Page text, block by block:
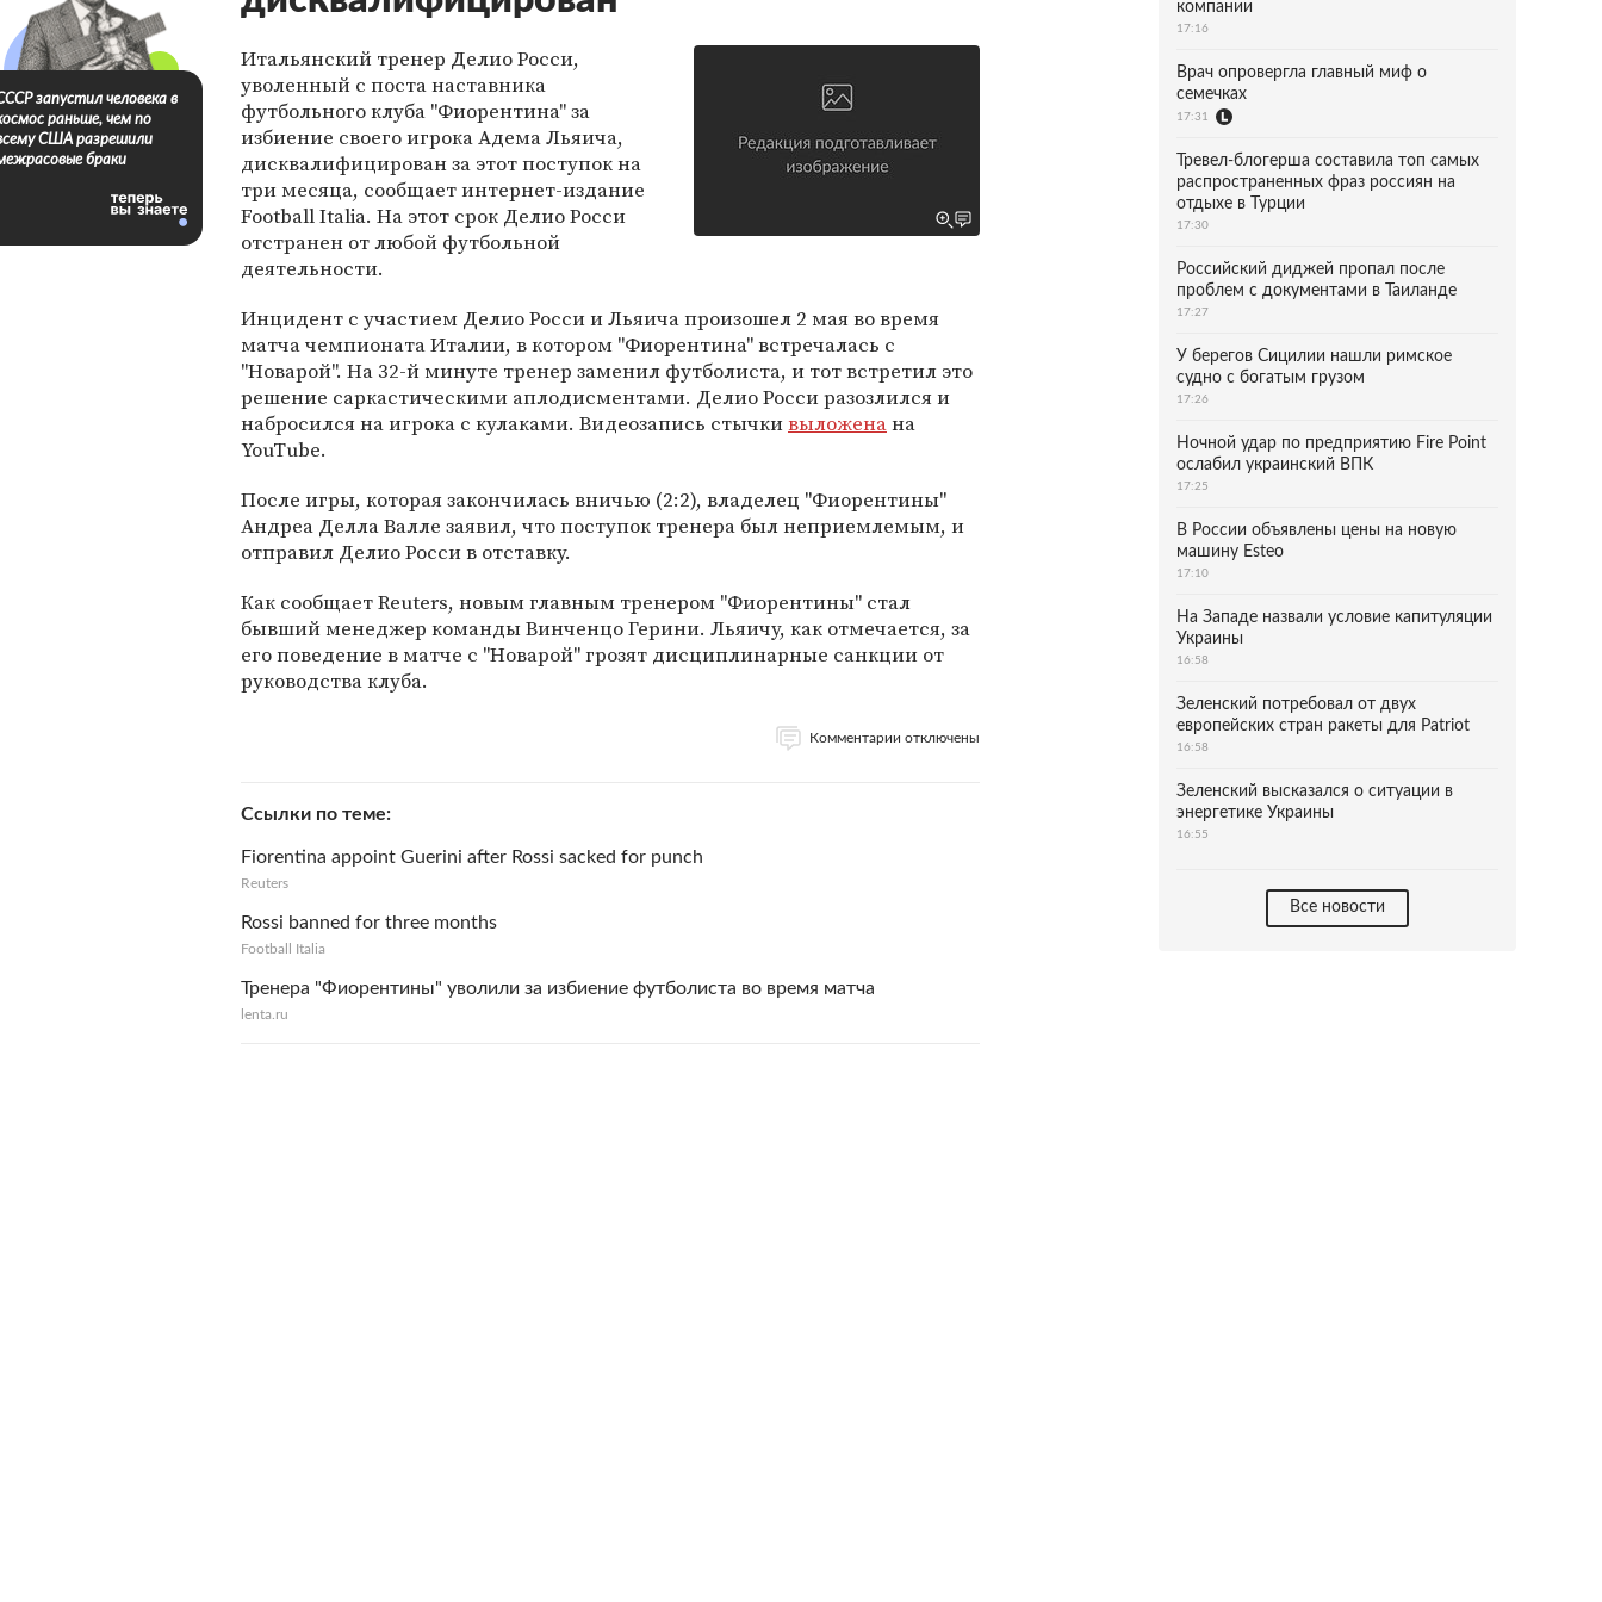
Итальянский тренер Делио Росси,
уволенный с поста наставника
футбольного клуба "Фиорентина" за
избиение своего игрока Адема Льяича,
дисквалифицирован за этот поступок на
три месяца, сообщает интернет-издание
Football Italia. На этот срок Делио Росси
отстранен от любой футбольной
деятельности.
Инцидент с участием Делио Росси и Льяича произошел 2 мая во время
матча чемпионата Италии, в котором "Фиорентина" встречалась с
"Новарой". На 32-й минуте тренер заменил футболиста, и тот встретил это
решение саркастическими аплодисментами. Делио Росси разозлился и
набросился на игрока с кулаками. Видеозапись стычкивыложенана
YouTube.
После игры, которая закончилась вничью (2:2), владелец "Фиорентины"
Андреа Делла Валле заявил, что поступок тренера был неприемлемым, и
отправил Делио Росси в отставку.
Как сообщает Reuters, новым главным тренером "Фиорентины" стал
бывший менеджер команды Винченцо Герини. Льяичу, как отмечается, за
его поведение в матче с "Новарой" грозят дисциплинарные санкции от
руководства клуба.
Комментарии отключены
Ссылки по теме
Fiorentina appoint Guerini after Rossi sacked for punch
Reuters
Rossi banned for three months
Football Italia
Тренера "Фиорентины" уволили за избиение футболиста во время матча
lenta.ru
запустил человека в
раньше, чем по
США разрешили
браки
компании
17:16
Врач опровергла главный миф о
семечках
17:31
Тревел-блогерша составила топ самых
распространенных фраз россиян на
отдыхе в Турции
17:30
Российский диджей пропал после
проблем с документами в Таиланде
17:27
У берегов Сицилии нашли римское
судно с богатым грузом
17:26
Ночной удар по предприятию Fire Point
ослабил украинский ВПК
17:25
В России объявлены цены на новую
машину Esteo
17:10
На Западе назвали условие капитуляции
Украины
16:58
Зеленский потребовал от двух
европейских стран ракеты для Patriot
16:58
Зеленский высказался о ситуации в
энергетике Украины
16:55
Все новости